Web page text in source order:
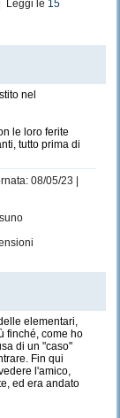
| Leggi le 15
nel
le loro ferite
tutto prima di
08/05/23 |
elementari,
finché, come ho
di un "caso"
Fin qui
l'amico,
ed era andato